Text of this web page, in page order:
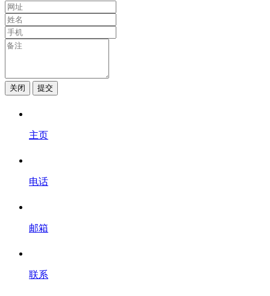
关闭 提交
主页
电话
邮箱
联系